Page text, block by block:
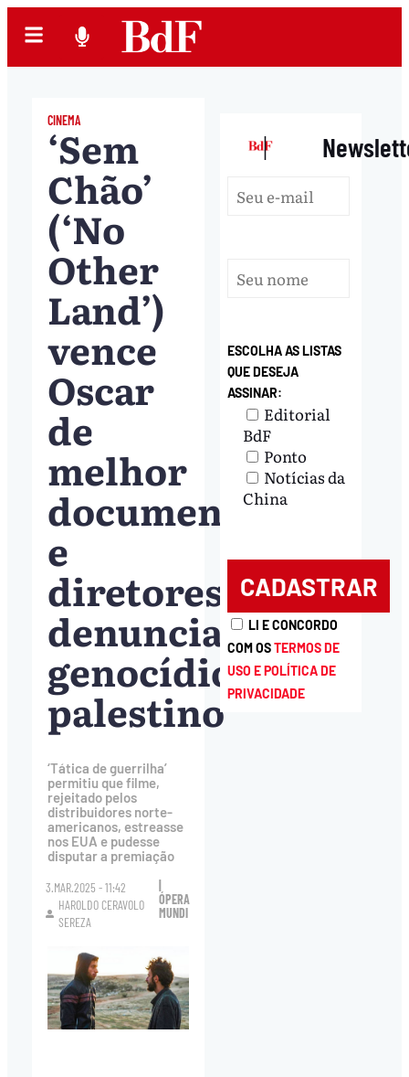
CINEMA
‘Sem
Chão’
(‘No
Other
Land’)
vence
Oscar
de
melhor
documentário
e
diretores
denunciam
genocídio
palestino
‘Tática de guerrilha’
permitiu que filme,
rejeitado pelos
distribuidores norte-
americanos, estreasse
nos EUA e pudesse
disputar a premiação
3.MAR.2025 - 11:42
HAROLDO CERAVOLO
SEREZA
ÓPERA
MUNDI
|
ESCOLHA AS LISTAS
QUE DESEJA
ASSINAR:
Editorial
BdF
Ponto
Notícias da
China
LI E CONCORDO
COM OSTERMOS DE
USO E POLÍTICA DE
PRIVACIDADE